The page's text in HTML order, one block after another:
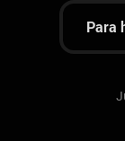
Para